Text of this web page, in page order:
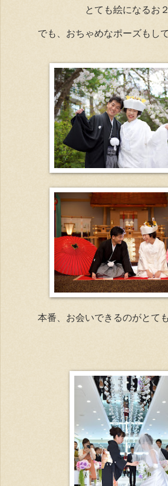
とても絵になるお
でも、おちゃめなポーズもし
本番、お会いできるのがとて